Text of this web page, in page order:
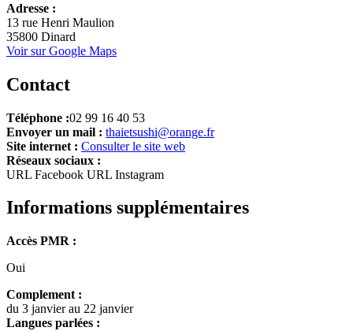
+
−
Adresse :
13 rue Henri Maulion
35800 Dinard
Voir sur Google Maps
Contact
Téléphone :02 99 16 40 53
Envoyer un mail : thaietsushi@orange.fr
Site internet : Consulter le site web
Réseaux sociaux :
URL Facebook URL Instagram
Informations supplémentaires
Accès PMR :
Oui
Complement :
du 3 janvier au 22 janvier
Langues parlées :